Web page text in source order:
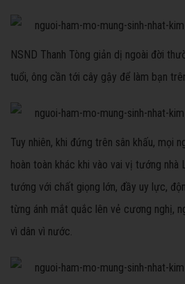
NSND Thanh Tòng giản dị ngoài đời
tuổi, ông cần tới cây gậy để làm bạn
Tuy nhiên, khi đứng trên sân khấu, mọi
hoàn toàn khác khi vào vai vị tướng nhà
tướng với chất giọng lớn, đầy uy lực,
từng ánh mắt quắc lên vẻ cương nghị,
vì dân vì nước.